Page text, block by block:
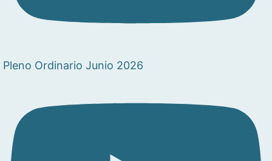
Pleno Ordinario Junio 2026